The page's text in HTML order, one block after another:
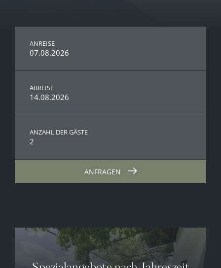
ANREISE
07.08.2026
ABREISE
14.08.2026
ANZAHL DER GÄSTE
2
ANFRAGEN